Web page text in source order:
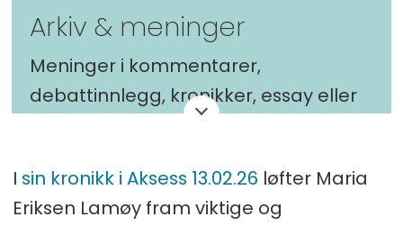
Nasjonalarkivet høsten 2025.
Arkiv & meninger
Meninger i kommentarer,
debattinnlegg, kronikker, essay eller
Har du noe på hjertet? Send din tekst
I sin kronikk i Aksess 13.02.26 løfter Maria
Eriksen Lamøy fram viktige og